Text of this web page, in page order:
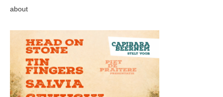
about